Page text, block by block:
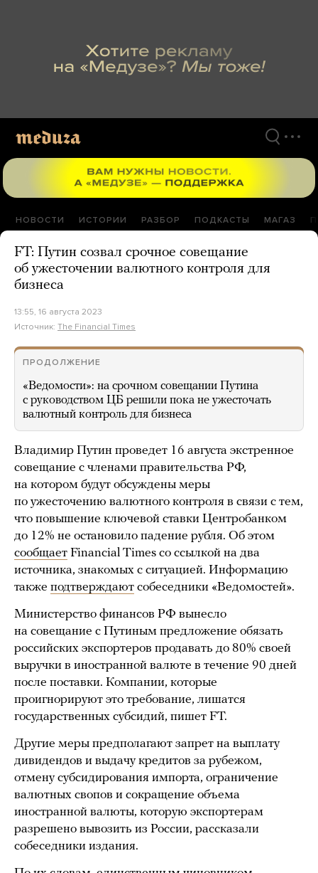
НОВОСТИ ИСТОРИИ РАЗБОР ПОДКАСТЫ МАГАЗ
FT: Путин созвал срочное совещание
об ужесточении валютного контроля для
бизнеса
13:55, 16 августа 2023
Источник: The Financial Times
ПРОДОЛЖЕНИЕ
«Ведомости»: на срочном совещании Путина
с руководством ЦБ решили пока не ужесточать
валютный контроль для бизнеса
Владимир Путин проведет 16 августа экстренное
совещание с членами правительства РФ,
на котором будут обсуждены меры
по ужесточению валютного контроля в связи с тем,
что повышение ключевой ставки Центробанком
до 12% не остановило падение рубля. Об этом
сообщает Financial Times со ссылкой на два
источника, знакомых с ситуацией. Информацию
также подтверждают собеседники «Ведомостей».
Министерство финансов РФ вынесло
на совещание с Путиным предложение обязать
российских экспортеров продавать до 80% своей
выручки в иностранной валюте в течение 90 дней
после поставки. Компании, которые
проигнорируют это требование, лишатся
государственных субсидий, пишет FT.
Другие меры предполагают запрет на выплату
дивидендов и выдачу кредитов за рубежом,
отмену субсидирования импорта, ограничение
валютных свопов и сокращение объема
иностранной валюты, которую экспортерам
разрешено вывозить из России, рассказали
собеседники издания.